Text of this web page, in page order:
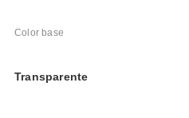
Color base
Transparente